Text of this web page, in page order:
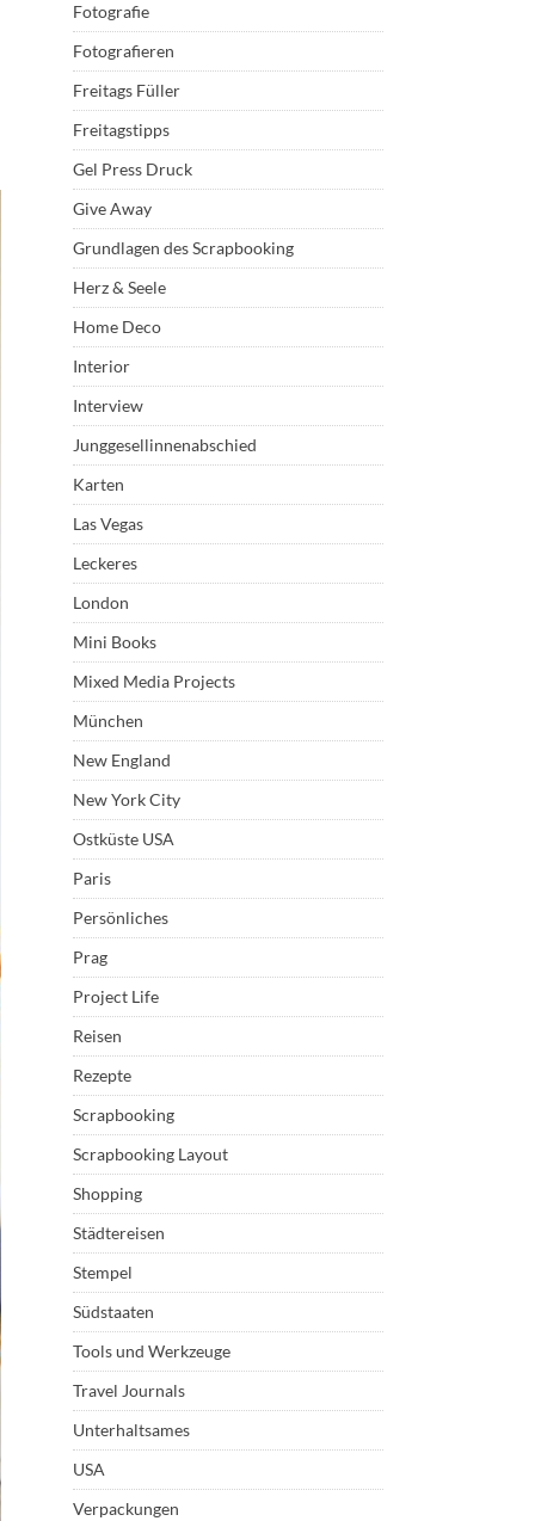
Fotografie
Fotografieren
Freitags Füller
Freitagstipps
Gel Press Druck
Give Away
Grundlagen des Scrapbooking
Herz & Seele
Home Deco
Interior
Interview
Junggesellinnenabschied
Karten
Las Vegas
Leckeres
London
Mini Books
Mixed Media Projects
München
New England
New York City
Ostküste USA
Paris
Persönliches
Prag
Project Life
Reisen
Rezepte
Scrapbooking
Scrapbooking Layout
Shopping
Städtereisen
Stempel
Südstaaten
Tools und Werkzeuge
Travel Journals
Unterhaltsames
USA
Verpackungen